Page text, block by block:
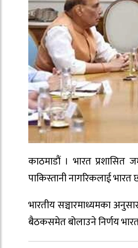
काठमाडौं । भारत
पाकिस्तानी नागरिकलाई भारत
भारतीय सञ्चारमाध्यमका
बैठकसमेत बोलाउने निर्णय